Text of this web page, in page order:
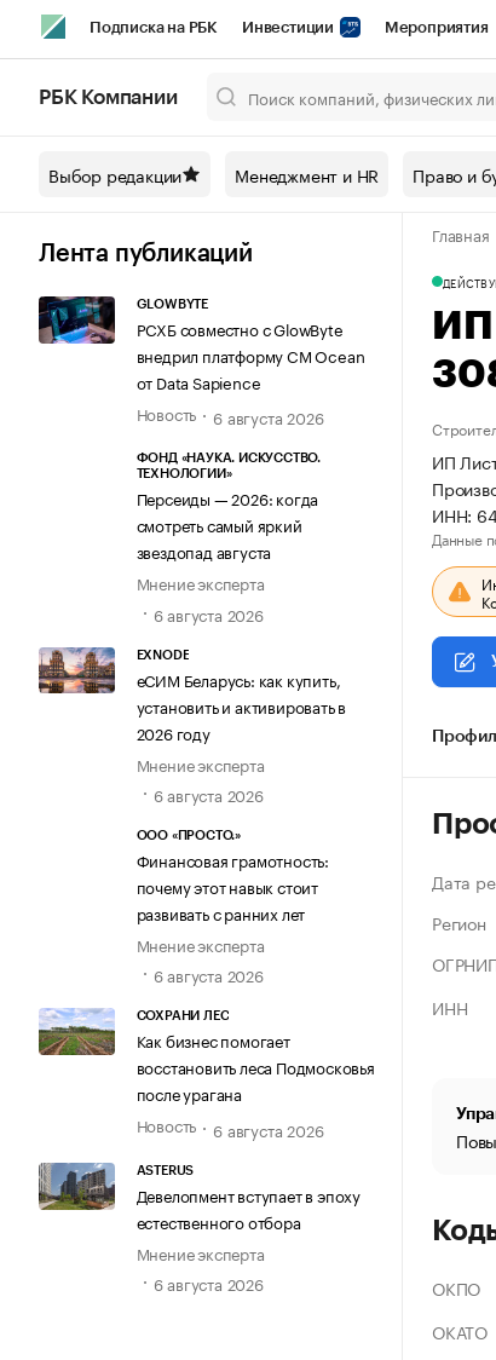
Подписка на РБК Инвестиции Мероприятия
Спецпроекты СПб Конференции СПб
Технологии и медиа Рынок наличной
РБК Компании
Выбор редакции Менеджмент и HR Право и
Лента публикаций
GLOWBYTE
РСХБ совместно с GlowByte
внедрил платформу CM Ocean
от Data Sapience
Новость
6 августа 2026
ФОНД «НАУКА. ИСКУССТВО.
ТЕХНОЛОГИИ»
Персеиды — 2026: когда
смотреть самый яркий
звездопад августа
Мнение эксперта
6 августа 2026
EXNODE
еСИМ Беларусь: как купить,
установить и активировать в
2026 году
Мнение эксперта
6 августа 2026
ООО «ПРОСТО.»
Финансовая грамотность:
почему этот навык стоит
развивать с ранних лет
Мнение эксперта
6 августа 2026
СОХРАНИ ЛЕС
Как бизнес помогает
восстановить леса Подмосковья
после урагана
Новость
6 августа 2026
ASTERUS
Девелопмент вступает в эпоху
естественного отбора
Мнение эксперта
6 августа 2026
Главная
ИП
ИНН:
Данные
Дата
Регион
ИНН
ОКПО
ОКАТО